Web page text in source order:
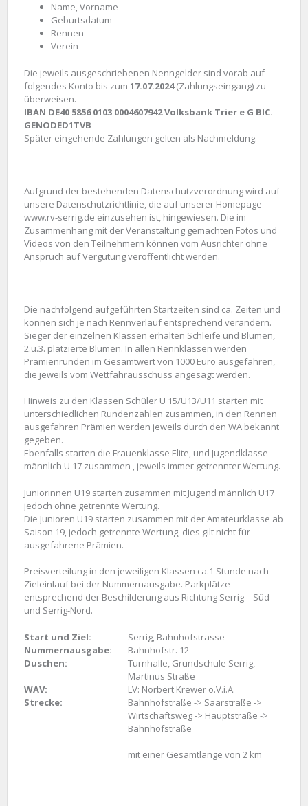
Name, Vorname
Geburtsdatum
Rennen
Verein
Die jeweils ausgeschriebenen Nenngelder sind vorab auf
folgendes Konto bis zum 17.07.2024(Zahlungseingang) zu
überweisen.
IBAN DE40 5856 0103 0004607942 Volksbank Trier e G BIC.
GENODED1TVB
Später eingehende Zahlungen gelten als Nachmeldung.
Aufgrund der bestehenden Datenschutzverordnung wird auf
unsere Datenschutzrichtlinie, die auf unserer Homepage
www.rv-serrig.de einzusehen ist, hingewiesen. Die im
Zusammenhang mit der Veranstaltung gemachten Fotos und
Videos von den Teilnehmern können vom Ausrichter ohne
Anspruch auf Vergütung veröffentlicht werden.
Die nachfolgend aufgeführten Startzeiten sind ca. Zeiten und
können sich je nach Rennverlauf entsprechend verändern.
Sieger der einzelnen Klassen erhalten Schleife und Blumen,
2.u.3. platzierte Blumen. In allen Rennklassen werden
Prämienrunden im Gesamtwert von 1000 Euro ausgefahren,
die jeweils vom Wettfahrausschuss angesagt werden.
Hinweis zu den Klassen Schüler U 15/U13/U11 starten mit
unterschiedlichen Rundenzahlen zusammen, in den Rennen
ausgefahren Prämien werden jeweils durch den WA bekannt
gegeben.
Ebenfalls starten die Frauenklasse Elite, und Jugendklasse
männlich U 17 zusammen , jeweils immer getrennter Wertung.
Juniorinnen U19 starten zusammen mit Jugend männlich U17
jedoch ohne getrennte Wertung.
Die Junioren U19 starten zusammen mit der Amateurklasse ab
Saison 19, jedoch getrennte Wertung, dies gilt nicht für
ausgefahrene Prämien.
Preisverteilung in den jeweiligen Klassen ca.1 Stunde nach
Zieleinlauf bei der Nummernausgabe. Parkplätze
entsprechend der Beschilderung aus Richtung Serrig – Süd
und Serrig-Nord.
Start und Ziel:
Serrig, Bahnhofstrasse
Nummernausgabe:
Bahnhofstr. 12
Duschen:
Turnhalle, Grundschule Serrig,
Martinus Straße
WAV:
LV: Norbert Krewer o.V.i.A.
Strecke:
Bahnhofstraße -> Saarstraße ->
Wirtschaftsweg -> Hauptstraße ->
Bahnhofstraße
mit einer Gesamtlänge von 2 km